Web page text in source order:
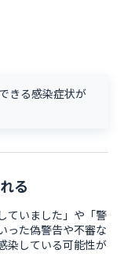
きる感染症状が
る
ていました」や「警
った偽警告や不審な
染している可能性が